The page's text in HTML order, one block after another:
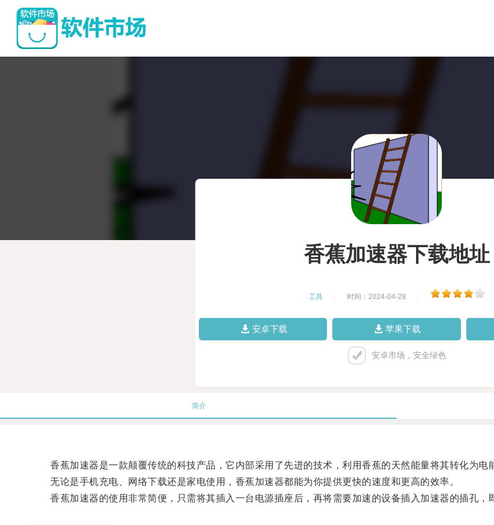
香蕉加速器下载地址
工具 时间：2024-04-28
安卓下载 苹果下载
安卓市场，安全绿色
简介
香蕉加速器是一款颠覆传统的科技产品，它内部采用了先进的技术，利用香蕉的天然能量将其转化为电
无论是手机充电、网络下载还是家电使用，香蕉加速器都能为你提供更快的速度和更高的效率。
香蕉加速器的使用非常简便，只需将其插入一台电源插座后，再将需要加速的设备插入加速器的插孔，